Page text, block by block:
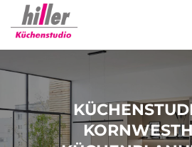
Zum
Inhalt